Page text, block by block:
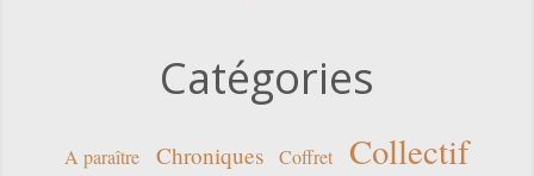
Catégories
A paraître Chroniques Coffret
Collectif